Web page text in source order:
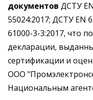
документов ДСТУ
55024:2017; ДСТУ EN
61000-3-3:2017, что
декларации,
сертификации и
ООО
Национальным